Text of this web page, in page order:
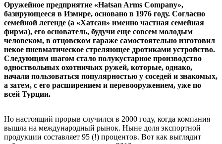
Оружейное предприятие «Hatsan Arms Company»,
базирующееся в Измире, основано в 1976 году. Согласно
семейной легенде (а «Хатсан» именно частная семейная
фирма), его основатель, будучи еще совсем молодым
человеком, в отцовском гараже самостоятельно изготовил
некое пневматическое стреляющее дротиками устройство.
Следующим шагом стало полукустарное производство
одноствольных охотничьих ружей, которые, однако,
начали пользоваться популярностью у соседей и знакомых,
а затем, с его расширением и перевооружением, уже по
всей Турции.
Но настоящий прорыв случился в 2000 году, когда компания
вышла на международный рынок. Ныне доля экспортной
продукции составляет 95 (!) процентов. Вот как выглядит